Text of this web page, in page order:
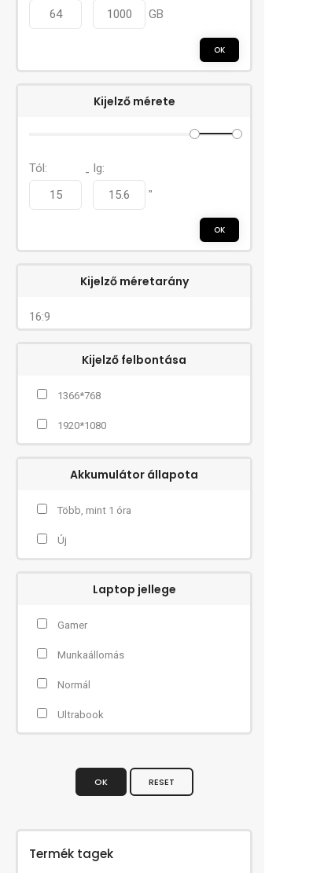
GB
OK
Kijelző mérete
Tól: - Ig:
"
OK
Kijelző méretarány
16:9
Kijelző felbontása
1366*768
1920*1080
Akkumulátor állapota
Több, mint 1 óra
Új
Laptop jellege
Gamer
Munkaállomás
Normál
Ultrabook
OK RESET
Termék tagek